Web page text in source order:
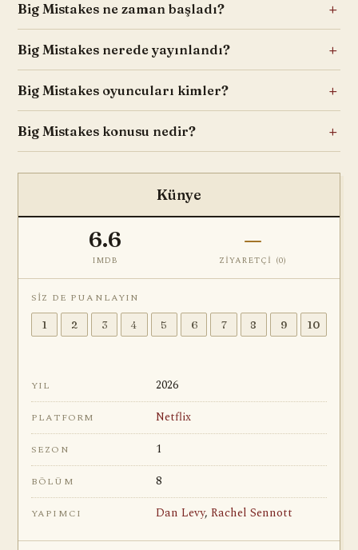
Big Mistakes ne zaman başladı?
Big Mistakes nerede yayınlandı?
Big Mistakes oyuncuları kimler?
Big Mistakes konusu nedir?
Künye
6.6
IMDB
—
ZIYARETÇI (0)
SIZ DE PUANLAYIN
1 2 3 4 5 6 7 8 9 10
YIL 2026
PLATFORM Netflix
SEZON 1
BÖLÜM 8
YAPIMCI Dan Levy, Rachel Sennott